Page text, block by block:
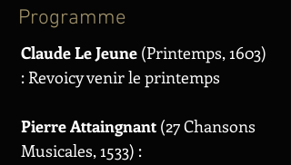
Programme
Claude Le Jeune (Printemps, 1603)
: Revoicy venir le printemps
Pierre Attaingnant (27 Chansons
Musicales, 1533) :